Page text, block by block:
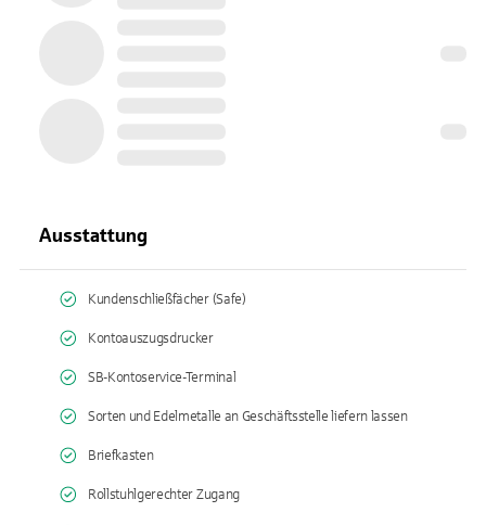
Ausstattung
Kundenschließfächer (Safe)
Kontoauszugsdrucker
SB-Kontoservice-Terminal
Sorten und Edelmetalle an Geschäftsstelle liefern lassen
Briefkasten
Rollstuhlgerechter Zugang